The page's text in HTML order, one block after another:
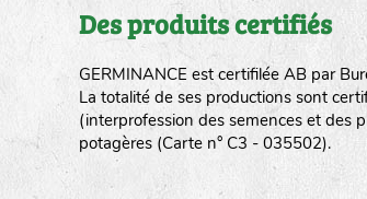
Des produits certifiés
GERMINANCE est certifilée AB par
La totalité de ses productions sont
(interprofession des semences et des
potagères (Carte n° C3 - 035502).